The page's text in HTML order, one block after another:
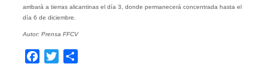
arribará a tierras alicantinas el día 3, donde permanecerá concentrada hasta el
día 6 de diciembre.
Autor: Prensa FFCV
Facebook
Twitter